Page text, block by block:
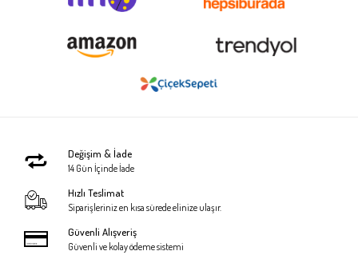
Değişim & İade
14 Gün İçinde İade
Hızlı Teslimat
Siparişleriniz en kısa sürede elinize ulaşır.
Güvenli Alışveriş
Güvenli ve kolay ödeme sistemi